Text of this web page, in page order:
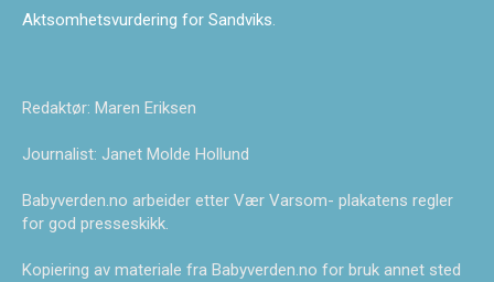
Aktsomhetsvurdering for Sandviks.
Redaktør: Maren Eriksen
Journalist: Janet Molde Hollund
Babyverden.no arbeider etter Vær Varsom- plakatens regler
for god presseskikk.
Kopiering av materiale fra Babyverden.no for bruk annet sted